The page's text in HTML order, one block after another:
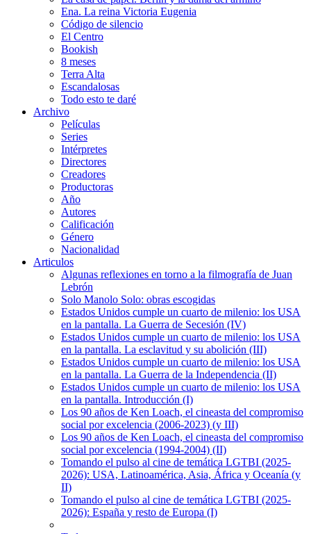
Ena. La reina Victoria Eugenia
Código de silencio
El Centro
Bookish
8 meses
Terra Alta
Escandalosas
Todo esto te daré
Archivo
Películas
Series
Intérpretes
Directores
Creadores
Productoras
Año
Autores
Calificación
Género
Nacionalidad
Articulos
Algunas reflexiones en torno a la filmografía de Juan
Lebrón
Solo Manolo Solo: obras escogidas
Estados Unidos cumple un cuarto de milenio: los USA
en la pantalla. La Guerra de Secesión (IV)
Estados Unidos cumple un cuarto de milenio: los USA
en la pantalla. La esclavitud y su abolición (III)
Estados Unidos cumple un cuarto de milenio: los USA
en la pantalla. La Guerra de la Independencia (II)
Estados Unidos cumple un cuarto de milenio: los USA
en la pantalla. Introducción (I)
Los 90 años de Ken Loach, el cineasta del compromiso
social por excelencia (2006-2023) (y III)
Los 90 años de Ken Loach, el cineasta del compromiso
social por excelencia (1994-2004) (II)
Tomando el pulso al cine de temática LGTBI (2025-
2026): USA, Latinoamérica, Asia, África y Oceanía (y
II)
Tomando el pulso al cine de temática LGTBI (2025-
2026): España y resto de Europa (I)